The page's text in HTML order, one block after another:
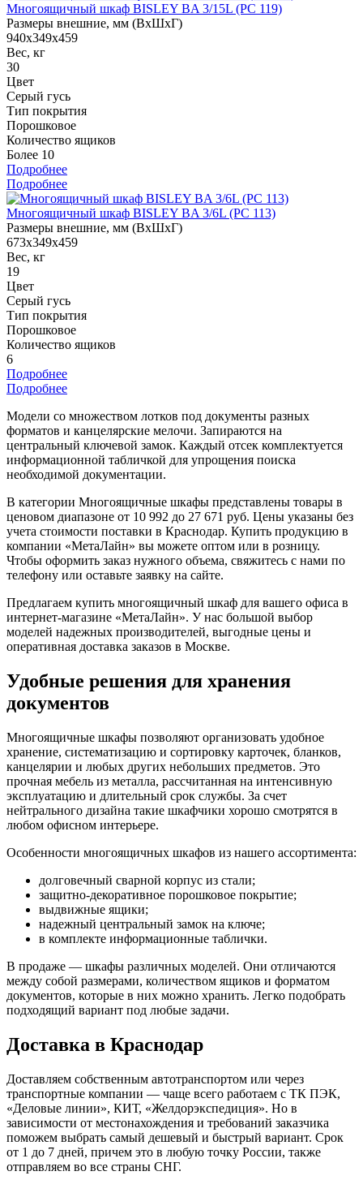
Многоящичный шкаф BISLEY BA 3/15L (PC 119)
Размеры внешние, мм (ВхШхГ)
940x349x459
Вес, кг
30
Цвет
Серый гусь
Тип покрытия
Порошковое
Количество ящиков
Более 10
Подробнее
Подробнее
Многоящичный шкаф BISLEY BA 3/6L (PC 113)
Размеры внешние, мм (ВхШхГ)
673x349x459
Вес, кг
19
Цвет
Серый гусь
Тип покрытия
Порошковое
Количество ящиков
6
Подробнее
Подробнее
Модели со множеством лотков под документы разных
форматов и канцелярские мелочи. Запираются на
центральный ключевой замок. Каждый отсек комплектуется
информационной табличкой для упрощения поиска
необходимой документации.
В категории Многоящичные шкафы представлены товары в
ценовом диапазоне от 10 992 до 27 671 руб. Цены указаны без
учета стоимости поставки в Краснодар. Купить продукцию в
компании «МетаЛайн» вы можете оптом или в розницу.
Чтобы оформить заказ нужного объема, свяжитесь с нами по
телефону или оставьте заявку на сайте.
Предлагаем купить многоящичный шкаф для вашего офиса в
интернет-магазине «МетаЛайн». У нас большой выбор
моделей надежных производителей, выгодные цены и
оперативная доставка заказов в Москве.
Удобные решения для хранения
документов
Многоящичные шкафы позволяют организовать удобное
хранение, систематизацию и сортировку карточек, бланков,
канцелярии и любых других небольших предметов. Это
прочная мебель из металла, рассчитанная на интенсивную
эксплуатацию и длительный срок службы. За счет
нейтрального дизайна такие шкафчики хорошо смотрятся в
любом офисном интерьере.
Особенности многоящичных шкафов из нашего ассортимента:
долговечный сварной корпус из стали;
защитно-декоративное порошковое покрытие;
выдвижные ящики;
надежный центральный замок на ключе;
в комплекте информационные таблички.
В продаже — шкафы различных моделей. Они отличаются
между собой размерами, количеством ящиков и форматом
документов, которые в них можно хранить. Легко подобрать
подходящий вариант под любые задачи.
Доставка в Краснодар
Доставляем собственным автотранспортом или через
транспортные компании — чаще всего работаем с ТК ПЭК,
«Деловые линии», КИТ, «Желдорэкспедиция». Но в
зависимости от местонахождения и требований заказчика
поможем выбрать самый дешевый и быстрый вариант. Срок
от 1 до 7 дней, причем это в любую точку России, также
отправляем во все страны СНГ.